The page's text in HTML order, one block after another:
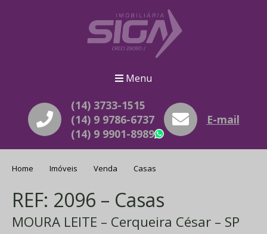
Menu
(14) 3733-1515
(14) 9 9786-6737
(14) 9 9901-8989
WhatsApp
E-mail
Home Imóveis Venda Casas
REF: 2096 – Casas
MOURA LEITE – Cerqueira César – SP